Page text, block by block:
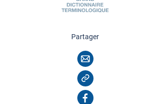
Partagercette page
Courriel
Copier l'adresse
Facebook